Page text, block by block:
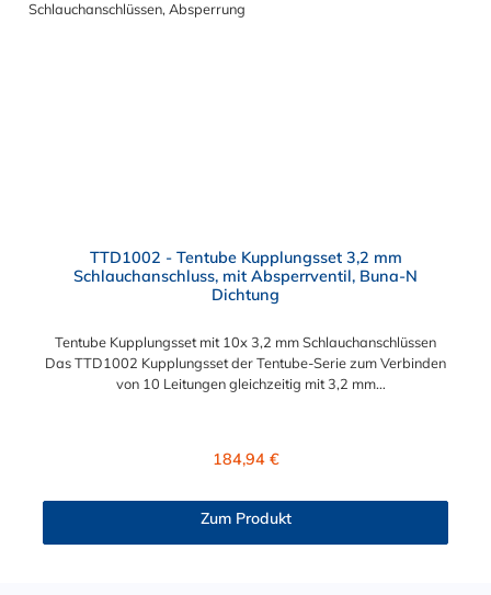
TTD1002 - Tentube Kupplungsset 3,2 mm
Schlauchanschluss, mit Absperrventil, Buna-N
Dichtung
Tentube Kupplungsset mit 10x 3,2 mm Schlauchanschlüssen
Das TTD1002 Kupplungsset der Tentube-Serie zum Verbinden
von 10 Leitungen gleichzeitig mit 3,2 mm
Regulärer Preis:
184,94 €
Zum Produkt